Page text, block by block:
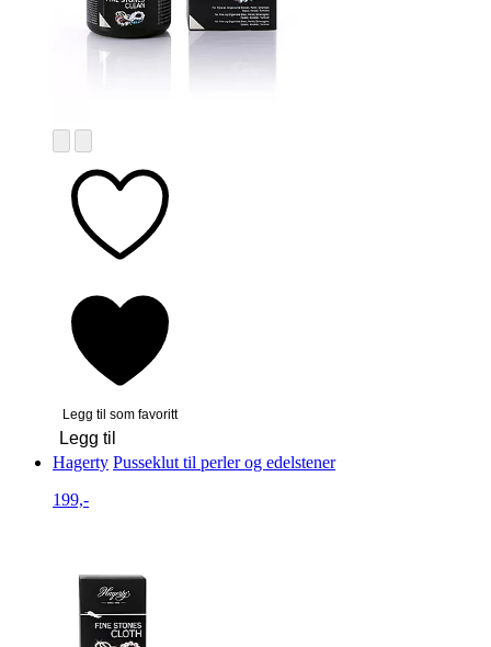
Legg til som favoritt
Legg til
Hagerty Pusseklut til perler og edelstener
199,-